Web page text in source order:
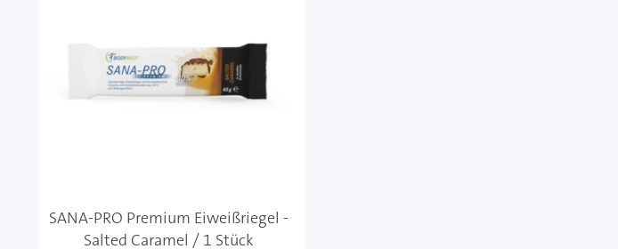
SANA-PRO Premium Eiweißriegel -
Salted Caramel / 1 Stück